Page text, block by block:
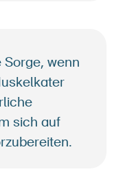
wenn
sich auf